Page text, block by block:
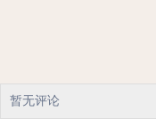
暂无评论